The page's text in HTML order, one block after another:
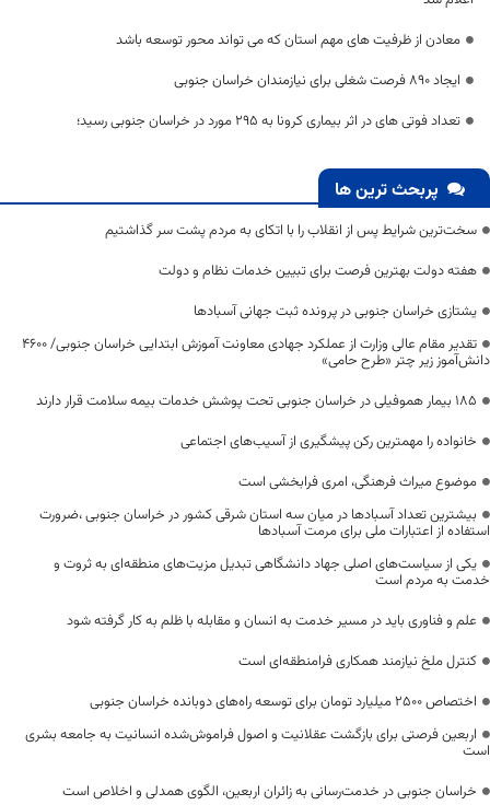
معادن از ظرفیت های مهم استان که می تواند محور توسعه باشد
ایجاد ۸۹۰ فرصت شغلی برای نیازمندان خراسان جنوبی
تعداد فوتی های در اثر بیماری کرونا به 295 مورد در خراسان جنوبی رسید؛
پربحث ترین ها
سخت‌ترین شرایط پس از انقلاب را با اتکای به مردم پشت سر گذاشتیم
هفته دولت بهترین فرصت برای تبیین خدمات نظام و دولت
یشتازی خراسان جنوبی در پرونده ثبت جهانی آسبادها
تقدیر مقام عالی وزارت از عملکرد جهادی معاونت آموزش ابتدایی خراسان جنوبی/ ۴۶۰۰
دانش‌آموز زیر چتر «طرح حامی»
۱۸۵ بیمار هموفیلی در خراسان جنوبی تحت پوشش خدمات بیمه سلامت قرار دارند
خانواده را مهمترین رکن پیشگیری از آسیب‌های اجتماعی
موضوع میراث فرهنگی، امری فرابخشی است
بیشترین تعداد آسبادها در میان سه استان شرقی کشور در خراسان جنوبی ،ضرورت
استفاده از اعتبارات ملی برای مرمت آسبادها
یکی از سیاست‌های اصلی جهاد دانشگاهی تبدیل مزیت‌های منطقه‌ای به ثروت و
خدمت به مردم است
علم و فناوری باید در مسیر خدمت به انسان و مقابله با ظلم به کار گرفته شود
کنترل ملخ نیازمند همکاری فرامنطقه‌ای است
اختصاص 2500 میلیارد تومان برای توسعه راه‌های دوبانده خراسان جنوبی
اربعین فرصتی برای بازگشت عقلانیت و اصول فراموش‌شده انسانیت به جامعه بشری
است
خراسان جنوبی در خدمت‌رسانی به زائران اربعین، الگوی همدلی و اخلاص است